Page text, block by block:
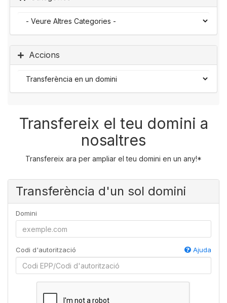
Accions
Transfereix el teu domini a
nosaltres
Transfereix ara per ampliar el teu domini en un any!*
Transferència d'un sol domini
Domini
Codi d'autorització Ajuda